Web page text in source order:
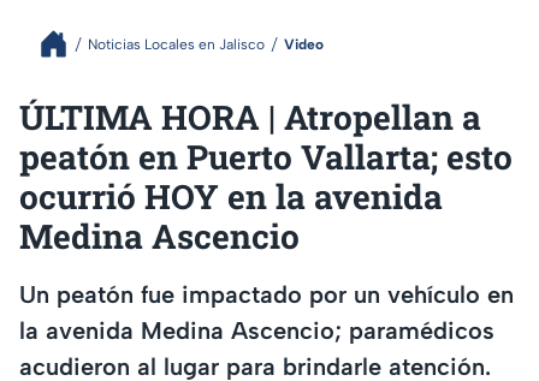
Noticias Locales en Jalisco Video
ÚLTIMA HORA | Atropellan a
peatón en Puerto Vallarta; esto
ocurrió HOY en la avenida
Medina Ascencio
Un peatón fue impactado por un vehículo en
la avenida Medina Ascencio; paramédicos
acudieron al lugar para brindarle atención.